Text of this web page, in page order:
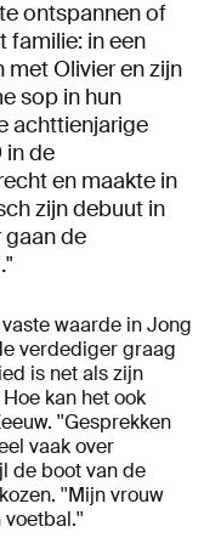
ontspannen of
familie: in een
met Olivier en zijn
sop in hun
achttienjarige
in de
en maakte in
zijn debuut in
gaan de
waarde in Jong
verdediger graag
is net als zijn
kan het ook
''Gesprekken
vaak over
de boot van de
''Mijn vrouw
voetbal.''